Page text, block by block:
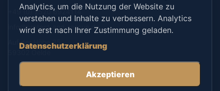
+49 (0) 2520 6924114
info@protect-and-rescue.de
Auf der Höhe 35
Analytics, um die Nutzung der Website zu
verstehen und Inhalte zu verbessern. Analytics
wird erst nach Ihrer Zustimmung geladen.
Datenschutzerklärung
Akzeptieren